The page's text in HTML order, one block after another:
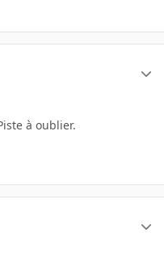
à oublier.